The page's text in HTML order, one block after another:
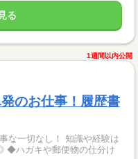
る
1週間以内公開
のお仕事！履歴書